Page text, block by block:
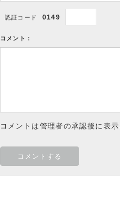
認証コード 0149
コメント：
コメントは管理者の承認後に表示